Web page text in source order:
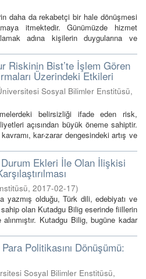
daha da rekabetçi bir hale dönüşmesi
itmektedir. Günümüzde hizmet
adına kişilerin duygularına ve
Riskinin Bist’te İşlem Gören
Üzerindeki Etkileri
Sosyal Bilimler Enstitüsü,
belirsizliği ifade eden risk,
açısından büyük öneme sahiptir.
kar-zarar dengesindeki artış ve
Ekleri İle Olan İlişkisi
, 2017-02-17)
yazmış olduğu, Türk dili, edebiyatı ve
olan Kutadgu Bilig eserinde fiillerin
Kutadgu Bilig, bugüne kadar
Politikasını Dönüşümü:
Sosyal Bilimler Enstitüsü,